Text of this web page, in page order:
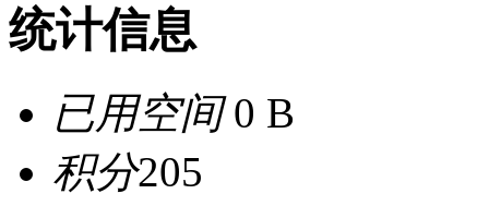
统计信息
已用空间0 B
积分205